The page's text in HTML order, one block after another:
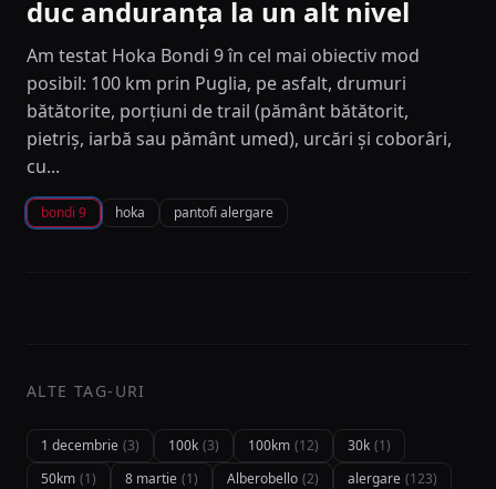
duc anduranța la un alt nivel
Am testat Hoka Bondi 9 în cel mai obiectiv mod
posibil: 100 km prin Puglia, pe asfalt, drumuri
bătătorite, porțiuni de trail (pământ bătătorit,
pietriș, iarbă sau pământ umed), urcări și coborâri,
cu...
bondi 9 hoka pantofi alergare
ALTE TAG-URI
1 decembrie (3) 100k (3) 100km (12) 30k (1)
50km (1) 8 martie (1) Alberobello (2) alergare (123)